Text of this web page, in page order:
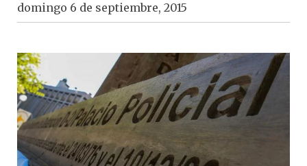
domingo 6 de septiembre, 2015